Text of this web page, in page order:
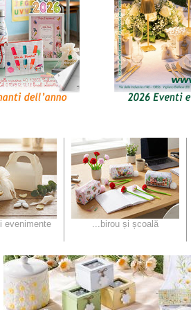
evenimente ...birou și școală